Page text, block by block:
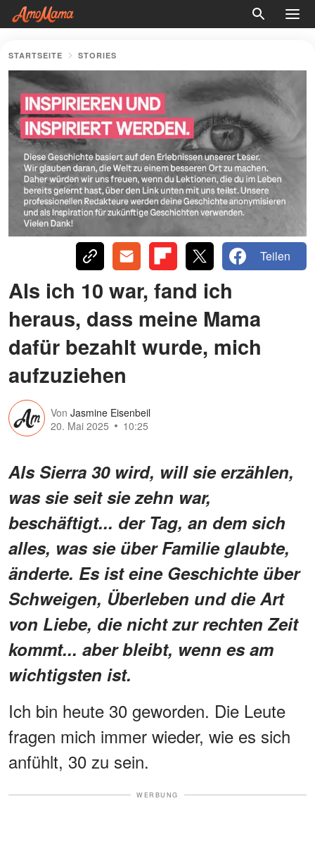
STARTSEITE STORIES
Teilen
Als ich 10 war, fand ich
heraus, dass meine Mama
dafür bezahlt wurde, mich
aufzuziehen
Von Jasmine Eisenbeil
20. Mai 2025
10:25
Als Sierra 30 wird, will sie erzählen,
was sie seit sie zehn war,
beschäftigt... der Tag, an dem sich
alles, was sie über Familie glaubte,
änderte. Es ist eine Geschichte über
Schweigen, Überleben und die Art
von Liebe, die nicht zur rechten Zeit
kommt... aber bleibt, wenn es am
wichtigsten ist.
Ich bin heute 30 geworden. Die Leute
fragen mich immer wieder, wie es sich
anfühlt, 30 zu sein.
WERBUNG